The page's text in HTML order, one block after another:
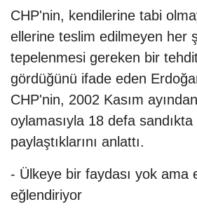
CHP'nin, kendilerine tabi
ellerine teslim edilmeyen her
tepelenmesi gereken bir
gördüğünü ifade eden
CHP'nin, 2002 Kasım
oylamasıyla 18 defa sandıkta
paylaştıklarını anlattı.
- Ülkeye bir faydası yok ama
eğlendiriyor